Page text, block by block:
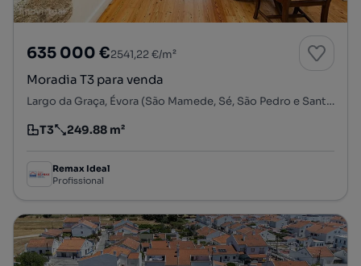
635 000 €2541,22 €/m²
Moradia T3 para venda
Largo da Graça, Évora (São Mamede, Sé, São Pedro e Santo Antão), Évora, Évora
Tipologia
T3
Preço por metro quadrado
249.88 m²
Remax Ideal
Profissional